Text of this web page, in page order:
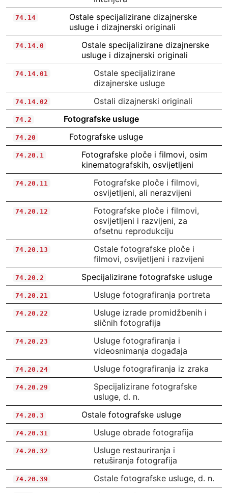
74.14
Ostale specijalizirane dizajnerske
usluge i dizajnerski originali
74.14.0
Ostale specijalizirane dizajnerske
usluge i dizajnerski originali
74.14.01
Ostale specijalizirane
dizajnerske usluge
74.14.02 Ostali dizajnerski originali
74.2 Fotografske usluge
74.20 Fotografske usluge
74.20.1
Fotografske ploče i filmovi, osim
kinematografskih, osvijetljeni
74.20.11
Fotografske ploče i filmovi,
osvijetljeni, ali nerazvijeni
74.20.12
Fotografske ploče i filmovi,
osvijetljeni i razvijeni, za
ofsetnu reprodukciju
74.20.13
Ostale fotografske ploče i
filmovi, osvijetljeni i razvijeni
74.20.2 Specijalizirane fotografske usluge
74.20.21 Usluge fotografiranja portreta
74.20.22
Usluge izrade promidžbenih i
sličnih fotografija
74.20.23
Usluge fotografiranja i
videosnimanja događaja
74.20.24 Usluge fotografiranja iz zraka
74.20.29
Specijalizirane fotografske
usluge, d. n.
74.20.3 Ostale fotografske usluge
74.20.31 Usluge obrade fotografija
74.20.32
Usluge restauriranja i
retuširanja fotografija
74.20.39
Ostale fotografske usluge, d. n.